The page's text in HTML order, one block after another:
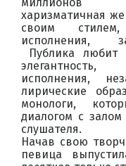
миллионов
харизматичная
своим
исполнения,
Публика любит
исполнения,
лирические
монологи,
диалогом с
слушателя.
Начав свою
певица